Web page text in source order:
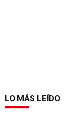
LO MÁS LEÍDO